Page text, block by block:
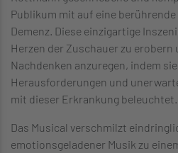
Publikum mit auf eine
Demenz. Diese einzigartige
Herzen der Zuschauer zu erobern
Nachdenken anzuregen, indem
Herausforderungen und
mit dieser Erkrankung beleuchtet.
Das Musical verschmilzt
emotionsgeladener Musik zu